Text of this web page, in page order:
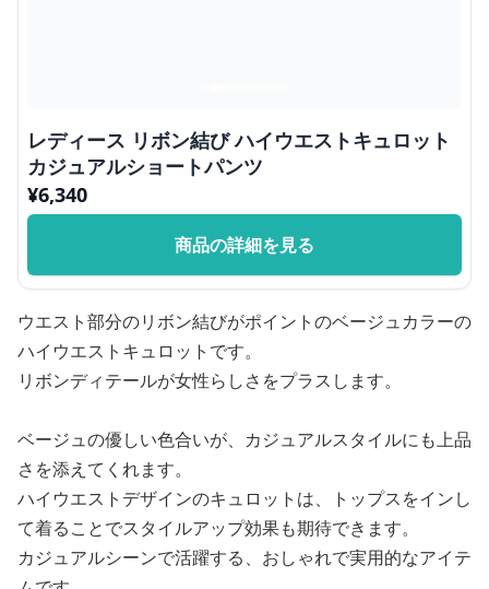
レディース リボン結び ハイウエストキュロット
カジュアルショートパンツ
¥6,340
商品の詳細を見る
ウエスト部分のリボン結びがポイントのベージュカラーの
ハイウエストキュロットです。
リボンディテールが女性らしさをプラスします。
ベージュの優しい色合いが、カジュアルスタイルにも上品
さを添えてくれます。
ハイウエストデザインのキュロットは、トップスをインし
て着ることでスタイルアップ効果も期待できます。
カジュアルシーンで活躍する、おしゃれで実用的なアイテ